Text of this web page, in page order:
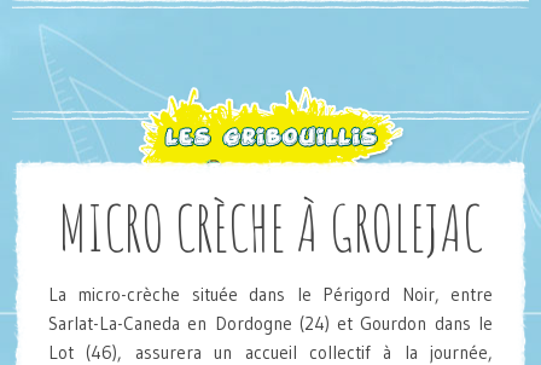
MICRO CRÈCHE À GROLEJAC
La micro-crèche située dans le Périgord Noir, entre
Sarlat-La-Caneda en Dordogne (24) et Gourdon dans le
Lot (46), assurera un accueil collectif à la journée,